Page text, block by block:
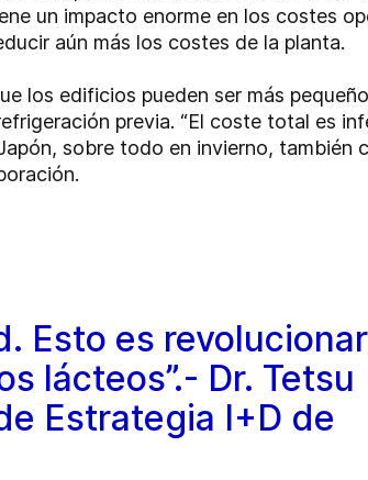
un impacto enorme en los costes
aún más los costes de la planta.
los edificios pueden ser más
previa. “El coste total es
sobre todo en invierno, también
Esto es
lácteos”.- Dr. Tetsu
Estrategia I+D de